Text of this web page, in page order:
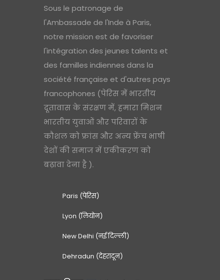
Sous le patronage de
l'Ambassade de l'Inde à Paris,
notre mission est de favoriser
l'intégration des jeunes talents et
des familles indiennes dans la
société française et d'autres pays
francophones (पेरिस में भारतीय
दूतावास के संरक्षण में, हमारा मिशन
भारतीय युवाओं और परिवारों के
कौशल को फ्रांस और अन्य फ्रेंच भाषी
देशों की समाज में एकीकरण को
बढ़ावा देना है ).
Paris (पेरिस)
Lyon (लियोन)
New Delhi (नई दिल्ली)
Dehradun (देहरादून)